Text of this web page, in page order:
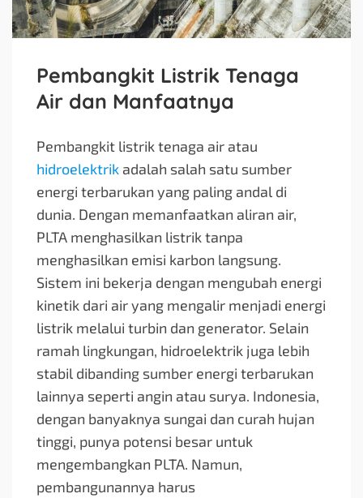
Pembangkit Listrik Tenaga
Air dan Manfaatnya
Pembangkit listrik tenaga air atau
hidroelektrik adalah salah satu sumber
energi terbarukan yang paling andal di
dunia. Dengan memanfaatkan aliran air,
PLTA menghasilkan listrik tanpa
menghasilkan emisi karbon langsung.
Sistem ini bekerja dengan mengubah energi
kinetik dari air yang mengalir menjadi energi
listrik melalui turbin dan generator. Selain
ramah lingkungan, hidroelektrik juga lebih
stabil dibanding sumber energi terbarukan
lainnya seperti angin atau surya. Indonesia,
dengan banyaknya sungai dan curah hujan
tinggi, punya potensi besar untuk
mengembangkan PLTA. Namun,
pembangunannya harus